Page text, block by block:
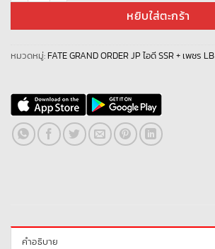
หยิบใส่ตะกร้า
หมวดหมู่: FATE GRAND ORDER JP ไอดี SSR + เพชร LB
คำอธิบาย